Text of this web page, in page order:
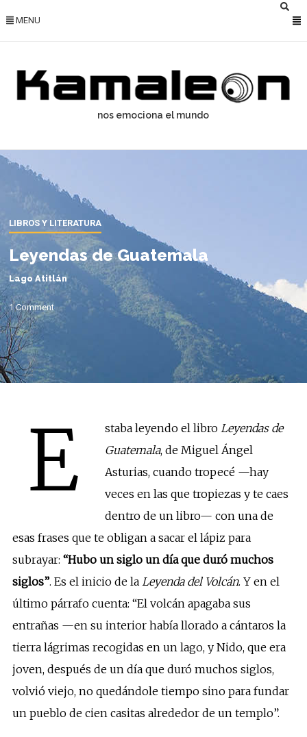
MENU
nos emociona el mundo
LIBROS Y LITERATURA
Leyendas de Guatemala
Lago Atitlán
1 Comment
E staba leyendo el libro Leyendas de
Guatemala, de Miguel Ángel
Asturias, cuando tropecé —hay
veces en las que tropiezas y te caes
dentro de un libro— con una de
esas frases que te obligan a sacar el lápiz para
subrayar: “Hubo un siglo un día que duró muchos
siglos”. Es el inicio de la Leyenda del Volcán. Y en el
último párrafo cuenta: “El volcán apagaba sus
entrañas —en su interior había llorado a cántaros la
tierra lágrimas recogidas en un lago, y Nido, que era
joven, después de un día que duró muchos siglos,
volvió viejo, no quedándole tiempo sino para fundar
un pueblo de cien casitas alrededor de un templo”.